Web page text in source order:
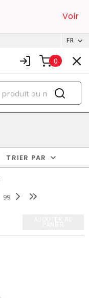
Voir
FR
0
TRIER PAR
99